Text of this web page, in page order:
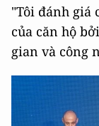
"Tôi đánh giá
của căn hộ
gian và công